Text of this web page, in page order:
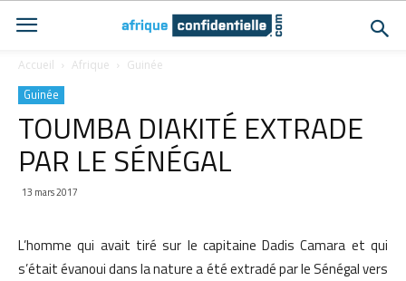
Accueil Afrique Guinée
Guinée
TOUMBA DIAKITÉ EXTRADE
PAR LE SÉNÉGAL
13 mars 2017
L’homme qui avait tiré sur le capitaine Dadis Camara et qui
s’était évanoui dans la nature a été extradé par le Sénégal vers